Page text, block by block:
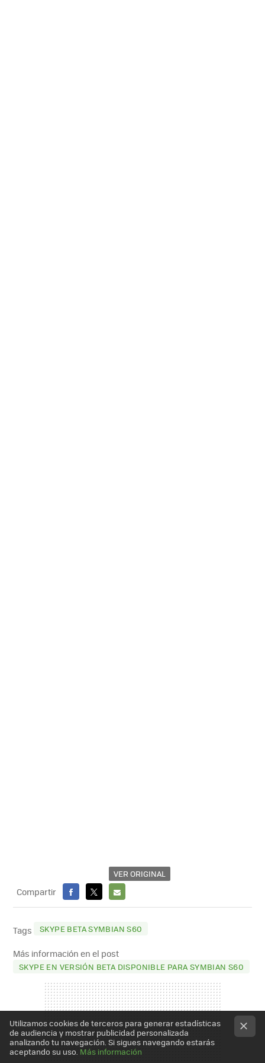
VER ORIGINAL
Compartir
FACEBOOK
X
E-
MAIL
Tags SKYPE BETA SYMBIAN S60
Más información en el post
SKYPE EN VERSIÓN BETA DISPONIBLE PARA SYMBIAN S60
Utilizamos cookies de terceros para generar estadísticas
de audiencia y mostrar publicidad personalizada
analizando tu navegación. Si sigues navegando estarás
aceptando su uso. Más información